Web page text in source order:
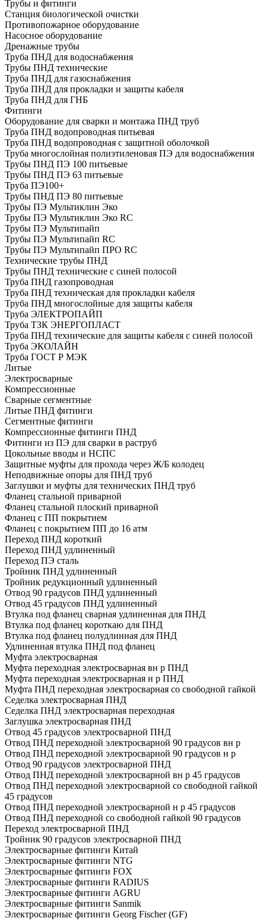
Трубы и фитинги
Cтанция биологической очистки
Противопожарное оборудование
Насосное оборудование
Дренажные трубы
Труба ПНД для водоснабжения
Трубы ПНД технические
Труба ПНД для газоснабжения
Труба ПНД для прокладки и защиты кабеля
Труба ПНД для ГНБ
Фитинги
Оборудование для сварки и монтажа ПНД труб
Труба ПНД водопроводная питьевая
Труба ПНД водопроводная с защитной оболочкой
Труба многослойная полиэтиленовая ПЭ для водоснабжения
Трубы ПНД ПЭ 100 питьевые
Трубы ПНД ПЭ 63 питьевые
Труба ПЭ100+
Трубы ПНД ПЭ 80 питьевые
Трубы ПЭ Мультиклин Эко
Трубы ПЭ Мультиклин Эко RC
Трубы ПЭ Мультипайп
Трубы ПЭ Мультипайп RC
Трубы ПЭ Мультипайп ПРО RC
Технические трубы ПНД
Трубы ПНД технические с синей полосой
Труба ПНД газопроводная
Труба ПНД техническая для прокладки кабеля
Труба ПНД многослойные для защиты кабеля
Труба ЭЛЕКТРОПАЙП
Труба ТЗК ЭНЕРГОПЛАСТ
Труба ПНД технические для защиты кабеля с синей полосой
Труба ЭКОЛАЙН
Труба ГОСТ Р МЭК
Литые
Электросварные
Компрессионные
Сварные сегментные
Литые ПНД фитинги
Сегментные фитинги
Компрессионные фитинги ПНД
Фитинги из ПЭ для сварки в раструб
Цокольные вводы и НСПС
Защитные муфты для прохода через Ж/Б колодец
Неподвижные опоры для ПНД труб
Заглушки и муфты для технических ПНД труб
Фланец стальной приварной
Фланец стальной плоский приварной
Фланец с ПП покрытием
Фланец с покрытием ПП до 16 атм
Переход ПНД короткий
Переход ПНД удлиненный
Переход ПЭ сталь
Тройник ПНД удлиненный
Тройник редукционный удлиненный
Отвод 90 градусов ПНД удлиненный
Отвод 45 градусов ПНД удлиненный
Втулка под фланец сварная удлиненная для ПНД
Втулка под фланец короткаю для ПНД
Втулка под фланец полудлинная для ПНД
Удлиненная втулка ПНД под фланец
Муфта электросварная
Муфта переходная электросварная вн р ПНД
Муфта переходная электросварная н р ПНД
Муфта ПНД переходная электросварная со свободной гайкой
Седелка электросварная ПНД
Седелка ПНД электросварная переходная
Заглушка электросварная ПНД
Отвод 45 градусов электросварной ПНД
Отвод ПНД переходной электросварной 90 градусов вн р
Отвод ПНД переходной электросварной 90 градусов н р
Отвод 90 градусов электросварной ПНД
Отвод ПНД переходной электросварной вн р 45 градусов
Отвод ПНД переходной электросварной со свободной гайкой
45 градусов
Отвод ПНД переходной электросварной н р 45 градусов
Отвод ПНД переходной со свободной гайкой 90 градусов
Переход электросварной ПНД
Тройник 90 градусов электросварной ПНД
Электросварные фитинги Китай
Электросварные фитинги NTG
Электросварные фитинги FOX
Электросварные фитинги RADIUS
Электросварные фитинги AGRU
Электросварные фитинги Sanmik
Электросварные фитинги Georg Fischer (GF)